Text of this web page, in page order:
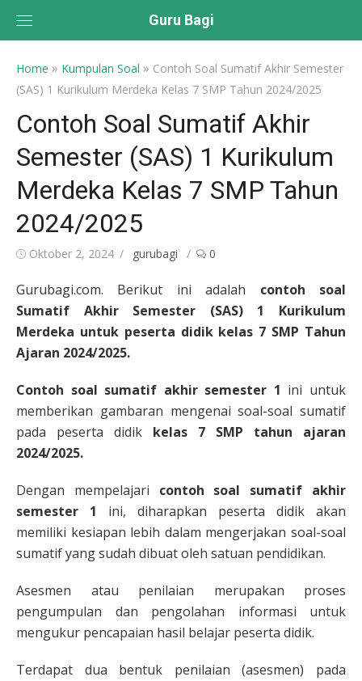
Guru Bagi
Home » Kumpulan Soal » Contoh Soal Sumatif Akhir Semester
(SAS) 1 Kurikulum Merdeka Kelas 7 SMP Tahun 2024/2025
Contoh Soal Sumatif Akhir
Semester (SAS) 1 Kurikulum
Merdeka Kelas 7 SMP Tahun
2024/2025
Posted
Oktober 2, 2024 Author
gurubagi 0
Gurubagi.com. Berikut ini adalah contoh soal
Sumatif Akhir Semester (SAS) 1 Kurikulum
Merdeka untuk peserta didik kelas 7 SMP Tahun
Ajaran 2024/2025.
Contoh soal sumatif akhir semester 1 ini untuk
memberikan gambaran mengenai soal-soal sumatif
pada peserta didik kelas 7 SMP
tahun ajaran
2024/2025.
Dengan mempelajari contoh soal
sumatif akhir
semester 1 ini, diharapkan peserta didik akan
memiliki kesiapan lebih dalam mengerjakan soal-soal
sumatif yang sudah dibuat oleh satuan pendidikan.
Asesmen atau penilaian merupakan proses
pengumpulan dan pengolahan informasi untuk
mengukur pencapaian hasil belajar peserta didik.
Terdapat dua bentuk penilaian (asesmen) pada